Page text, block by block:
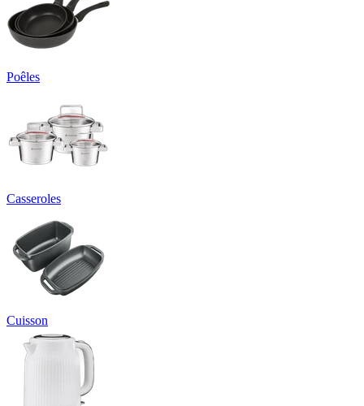
Poêles
Casseroles
Cuisson